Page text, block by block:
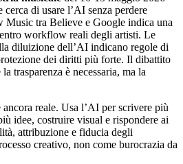
cerca di usare l’AI senza perdere
Music tra Believe e Google indica una
workflow reali degli artisti. Le
diluizione dell’AI indicano regole di
dei diritti più forte. Il dibattito
trasparenza è necessaria, ma la
reale. Usa l’AI per scrivere più
idee, costruire visual e rispondere ai
attribuzione e fiducia degli
creativo, non come burocrazia da